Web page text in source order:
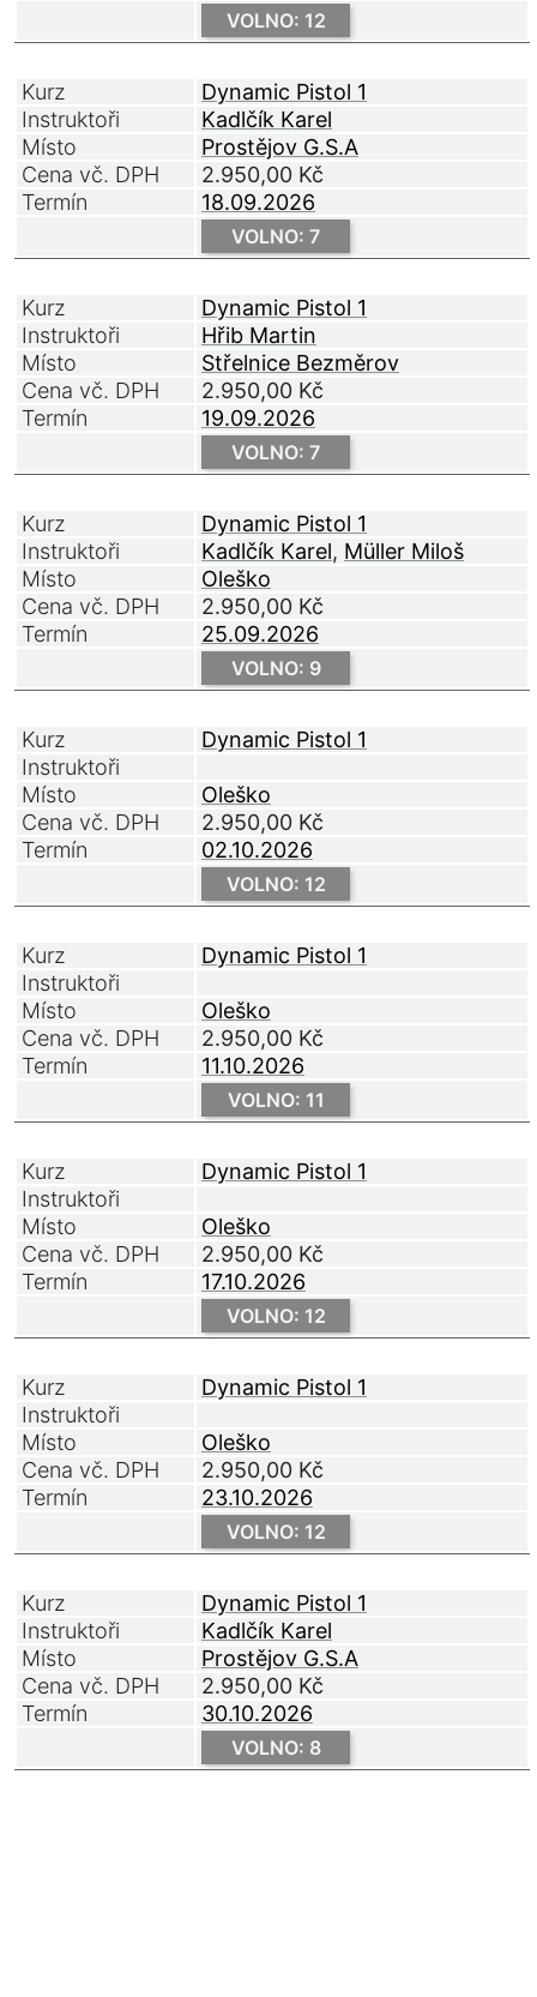
VOLNO: 12
Kurz
Dynamic Pistol 1
Instruktoři
Kadlčík Karel
Místo
Prostějov G.S.A
Cena vč. DPH
2.950,00 Kč
Termín
18.09.2026
VOLNO: 7
Kurz
Dynamic Pistol 1
Instruktoři
Hřib Martin
Místo
Střelnice Bezměrov
Cena vč. DPH
2.950,00 Kč
Termín
19.09.2026
VOLNO: 7
Kurz
Dynamic Pistol 1
Instruktoři
Kadlčík Karel Müller Miloš
Místo
Oleško
Cena vč. DPH
2.950,00 Kč
Termín
25.09.2026
VOLNO: 9
Kurz
Dynamic Pistol 1
Instruktoři
Místo
Oleško
Cena vč. DPH
2.950,00 Kč
Termín
02.10.2026
VOLNO: 12
Kurz
Dynamic Pistol 1
Instruktoři
Místo
Oleško
Cena vč. DPH
2.950,00 Kč
Termín
11.10.2026
VOLNO: 11
Kurz
Dynamic Pistol 1
Instruktoři
Místo
Oleško
Cena vč. DPH
2.950,00 Kč
Termín
17.10.2026
VOLNO: 12
Kurz
Dynamic Pistol 1
Instruktoři
Místo
Oleško
Cena vč. DPH
2.950,00 Kč
Termín
23.10.2026
VOLNO: 12
Kurz
Dynamic Pistol 1
Instruktoři
Kadlčík Karel
Místo
Prostějov G.S.A
Cena vč. DPH
2.950,00 Kč
Termín
30.10.2026
VOLNO: 8